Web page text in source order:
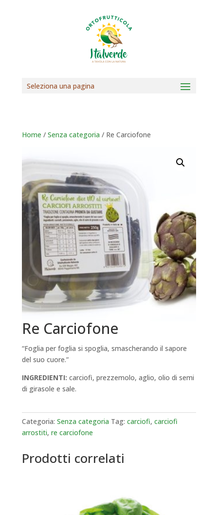
Seleziona una pagina
Home / Senza categoria / Re Carciofone
Re Carciofone
“Foglia per foglia si spoglia, smascherando il sapore
del suo cuore.”
INGREDIENTI: carciofi, prezzemolo, aglio, olio di semi
di girasole e sale.
Categoria: Senza categoria Tag: carciofi, carciofi
arrostiti, re carciofone
Prodotti correlati